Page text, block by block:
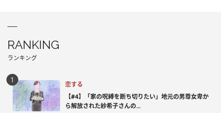
RANKING
ランキング
恋する
【#4】「家の呪縛を断ち切りたい」地元の男尊女卑か
ら解放された紗希子さんの...